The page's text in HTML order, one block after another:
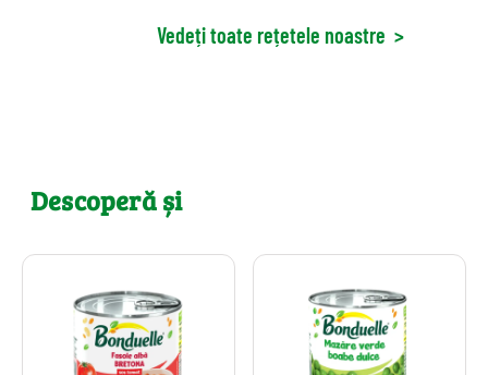
Vedeți toate rețetele noastre >
Descoperă și